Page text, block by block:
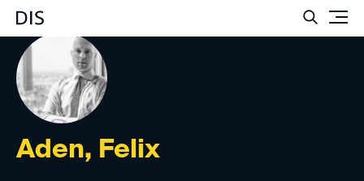
Aden, Felix